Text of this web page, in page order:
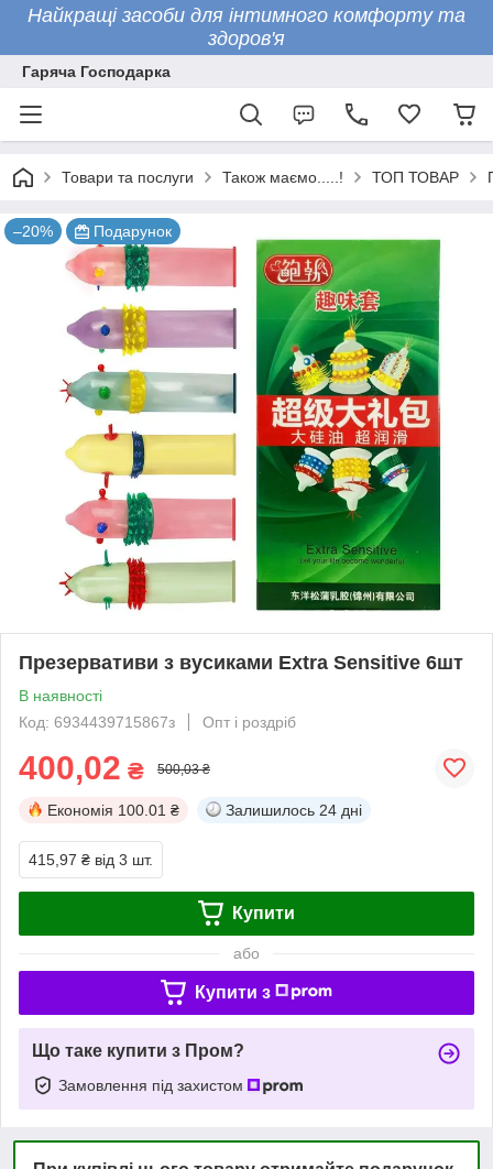
Найкращі засоби для інтимного комфорту та
здоров'я
Гаряча Господарка
Товари та послуги Також маємо.....! ТОП ТОВАР
–20% Подарунок
Презервативи з вусиками Extra Sensitive 6шт
В наявності
Код: 6934439715867з
Опт і роздріб
400,02 ₴ 500,03 ₴
Економія 100.01 ₴ Залишилось 24 дні
415,97 ₴ від 3 шт.
Купити
або
Купити з
Що таке купити з Пром?
Замовлення під захистом